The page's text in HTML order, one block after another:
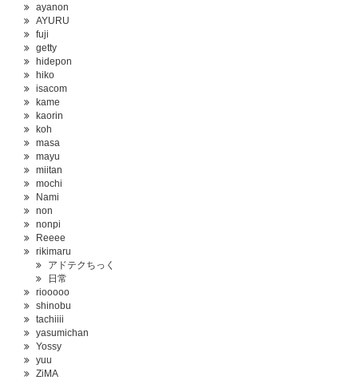
ayanon
AYURU
fuji
getty
hidepon
hiko
isacom
kame
kaorin
koh
masa
mayu
miitan
mochi
Nami
non
nonpi
Reeee
rikimaru
アドテクちっく
日常
riooooo
shinobu
tachiiii
yasumichan
Yossy
yuu
ZiMA